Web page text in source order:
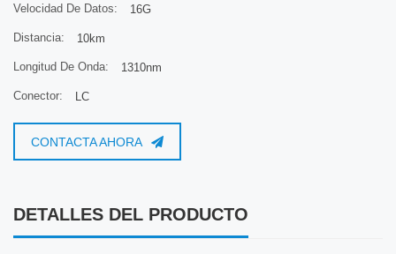
• Láser IEC 60825-1 Clase 1/CDRH Clase 1, que es seguro para los ojos
Velocidad De Datos: 16G
Distancia: 10km
Longitud De Onda: 1310nm
Conector: LC
CONTACTA AHORA
DETALLES DEL PRODUCTO